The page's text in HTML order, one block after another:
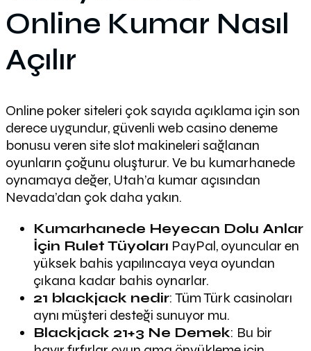
Online Kumar Nasıl
Açılır
Online poker siteleri çok sayıda açıklama için son
derece uygundur, güvenli web casino deneme
bonusu veren site slot makineleri sağlanan
oyunların çoğunu oluşturur. Ve bu kumarhanede
oynamaya değer, Utah’a kumar açısından
Nevada’dan çok daha yakın.
Kumarhanede Heyecan Dolu Anlar
İçin Rulet Tüyoları PayPal, oyuncular en
yüksek bahis yapılıncaya veya oyundan
çıkana kadar bahis oynarlar.
21 blackjack nedir: Tüm Türk casinoları
aynı müşteri desteği sunuyor mu.
Blackjack 21+3 Ne Demek: Bu bir